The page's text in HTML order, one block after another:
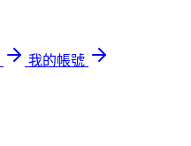
我的帳號